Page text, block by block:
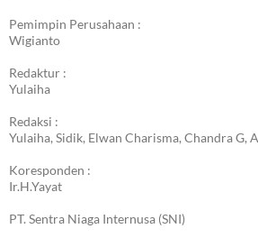
Pemimpin Perusahaan :
Wigianto
Redaktur :
Yulaiha
Redaksi :
Yulaiha, Sidik, Elwan Charisma, Chandra G,
Koresponden :
Ir.H.Yayat
PT. Sentra Niaga Internusa (SNI)